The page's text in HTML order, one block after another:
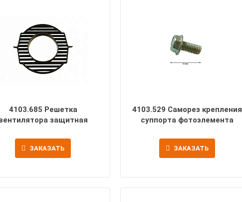
4103.685 Решетка
защитная
ЗАКАЗАТЬ
4103.529 Саморез крепления
суппорта фотоэлемента
ЗАКАЗАТЬ